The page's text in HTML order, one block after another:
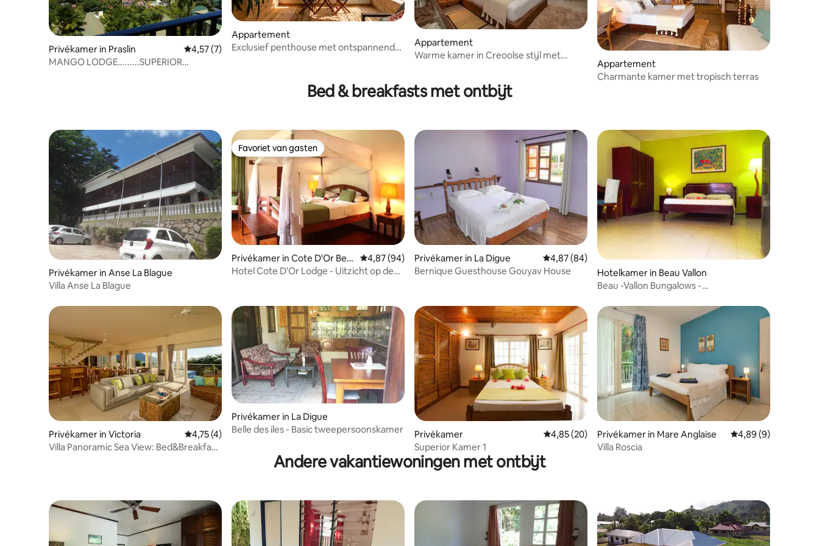
Privékamer in Praslin Gemiddelde beoordeling van 4,57 op 5, 7 recensies
4,57 (7)
MANGO LODGE.........SUPERIOR
Appartement
Exclusief penthouse met ontspannend
Appartement
Warme kamer in Creoolse stijl met
Appartement
Charmante kamer met tropisch terras
Bed & breakfasts met ontbijt
Privékamer in Anse La Blague
Villa Anse La Blague
Favoriet van gasten
Favoriet van gasten
Privékamer in Cote D'Or Bea
ch
Gemiddelde beoordeling van 4,87 op 5, 94 recensies
4,87 (94)
Hotel Cote D'Or Lodge - Uitzicht op de
Privékamer in La Digue Gemiddelde beoordeling van 4,87 op 5, 84 recensies
4,87 (84)
Bernique Guesthouse Gouyav House
Hotelkamer in Beau Vallon
Beau -Vallon Bungalows -
Privékamer in Victoria Gemiddelde beoordeling van 4,75 op 5, 4 recensies
4,75 (4)
Villa Panoramic Sea View: Bed&Breakfast
Privékamer in La Digue
Belle des iles - Basic tweepersoonskamer
Privékamer Gemiddelde beoordeling van 4,85 op 5, 20 recensies
4,85 (20)
Superior Kamer 1
Privékamer in Mare Anglaise Gemiddelde
4,89 (9)
Villa Roscia
Andere vakantiewoningen met ontbijt